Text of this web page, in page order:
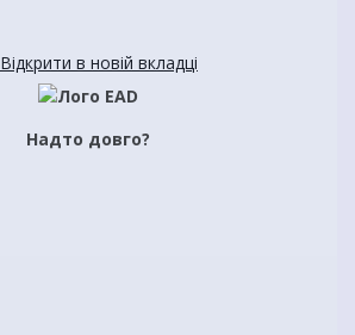
Відкрити в новій вкладці
Надто довго?